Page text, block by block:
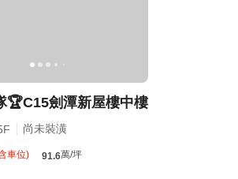
🏆C15劍潭新屋樓中樓
尚未裝潢
車位) 91.6萬/坪